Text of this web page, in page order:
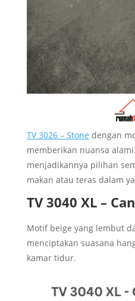
TV 3026 – Stone dengan
memberikan nuansa
menjadikannya pilihan
makan atau teras dalam
TV 3040 XL –
Motif beige yang lembut
menciptakan suasana
kamar tidur.